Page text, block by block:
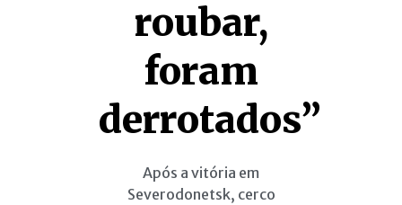
roubar,
foram
derrotados”
Após a vitória em
Severodonetsk, cerco